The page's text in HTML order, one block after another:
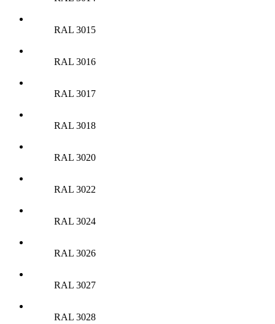
RAL 3015
RAL 3016
RAL 3017
RAL 3018
RAL 3020
RAL 3022
RAL 3024
RAL 3026
RAL 3027
RAL 3028